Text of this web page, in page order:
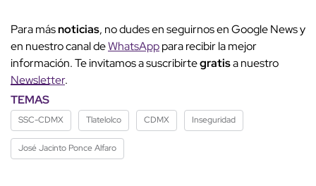
Para másnoticias, no dudes en seguirnos en Google News y
en nuestro canal deWhatsApppara recibir la mejor
información. Te invitamos a suscribirtegratisa nuestro
Newsletter.
TEMAS
SSC-CDMX Tlatelolco CDMX Inseguridad
José Jacinto Ponce Alfaro